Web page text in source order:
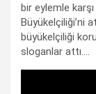
bir eylemle
Büyükelçiliği’ni
büyükelçiliği
sloganlar attı….